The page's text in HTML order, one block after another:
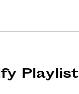
Playlist